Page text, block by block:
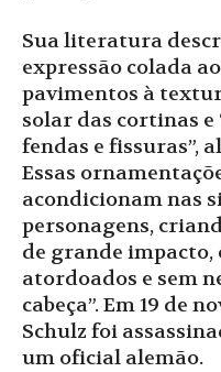
Sua literatura
expressão colada
pavimentos à
solar das cortinas e
fendas e fissuras”,
Essas
acondicionam nas
personagens,
de grande impacto,
atordoados e sem
cabeça”. Em 19 de
Schulz foi
um oficial alemão.